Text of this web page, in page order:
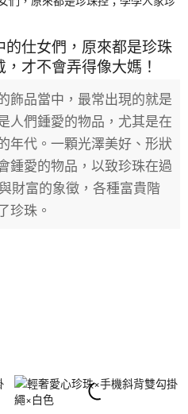
仕女們，原來都是珍珠
才不會弄得像大媽！
飾品當中，最常出現的就是
人們鍾愛的物品，尤其是在
年代。一顆光澤美好、形狀
鍾愛的物品，以致珍珠在過
財富的象徵，各種富貴階
珍珠。